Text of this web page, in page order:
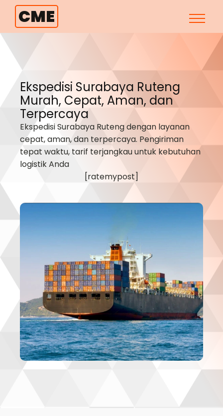
CME
Ekspedisi Surabaya Ruteng
Murah, Cepat, Aman, dan
Terpercaya
Ekspedisi Surabaya Rutengdengan layanan
cepat, aman, dan terpercaya. Pengiriman
tepat waktu, tarif terjangkau untuk kebutuhan
logistik Anda
[ratemypost]